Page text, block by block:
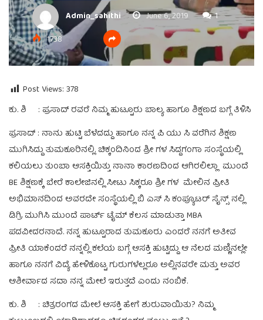
Admin_sahithi June 6, 2019
1
1738
Post Views: 378
ಕು. ಶಿ : ಪ್ರಸಾದ್ ರವರೆ ನಿಮ್ಮ ಹುಟ್ಟೂರು ಬಾಲ್ಯ ಹಾಗೂ ಶಿಕ್ಷಣದ ಬಗ್ಗೆ ತಿಳಿಸಿ
ಪ್ರಸಾದ್ : ನಾನು ಹುಟ್ಟಿ ಬೆಳೆದದ್ದು ಹಾಗೂ ನನ್ನ ಪಿ ಯು ಸಿ ವರೆಗಿನ ಶಿಕ್ಷಣ
ಮುಗಿಸಿದ್ದು ತುಮಕೂರಿನಲ್ಲಿ. ಚಿಕ್ಕಂದಿನಿಂದ ಶ್ರೀ ಗಳ ಸಿದ್ದಗಂಗಾ ಸಂಸ್ಥೆಯಲ್ಲಿ
ಕಲಿಯಲು ತುಂಬಾ ಆಸಕ್ತಿಯಿತ್ತು ನಾನಾ ಕಾರಣದಿಂದ ಆಗಿರಲಿಲ್ಲಾ ಮುಂದೆ
BE ಶಿಕ್ಷಣಕ್ಕೆ ಬೇರೆ ಕಾಲೇಜಿನಲ್ಲಿ ಸೀಟು ಸಿಕ್ಕರೂ ಶ್ರೀ ಗಳ ಮೇಲಿನ ಪ್ರೀತಿ
ಅಭಿಮಾನದಿಂದ ಅವರದೇ ಸಂಸ್ಥೆಯಲ್ಲಿ ಬಿ ಎಸ್ ಸಿ ಕಂಪ್ಯೂಟರ್ ಸೈನ್ಸ್ ನಲ್ಲಿ
ಡಿಗ್ರಿ ಮುಗಿಸಿ ಮುಂದೆ ಪಾರ್ಟ್ ಟೈಮ್ ಕೆಲಸ ಮಾಡುತ್ತಾ MBA
ಪದವೀದರನಾದೆ. ನನ್ನ ಹುಟ್ಟೂರಾದ ತುಮಕೂರು ಎಂದರೆ ನನಗೆ ಅತೀವ
ಪ್ರೀತಿ ಯಾಕೆಂದರೆ ನನ್ನಲ್ಲಿ ಕಲೆಯ ಬಗ್ಗೆ ಆಸಕ್ತಿ ಹುಟ್ಟಿದ್ದು ಆ ನೆಲದ ಮಣ್ಣಿನಲ್ಲೇ
ಹಾಗೂ ನನಗೆ ವಿದ್ಯೆ ಹೇಳಿಕೊಟ್ಟ ಗುರುಗಳೆಲ್ಲರೂ ಅಲ್ಲಿನವರೇ ಮತ್ತು ಅವರ
ಆಶೀರ್ವಾದ ಸದಾ ನನ್ನ ಮೇಲೆ ಇರುತ್ತದೆ ಎಂದು ನಂಬಿಕೆ.
ಕು. ಶಿ : ಚಿತ್ರರಂಗದ ಮೇಲೆ ಆಸಕ್ತಿ ಹೇಗೆ ಶುರುವಾಯಿತು? ನಿಮ್ಮ